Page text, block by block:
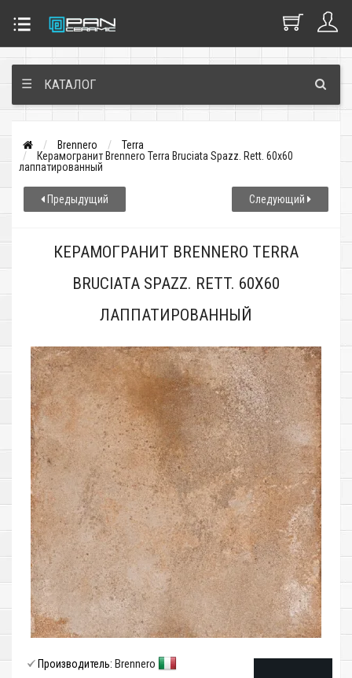
☰ КАТАЛОГ
Brennero
Terra
Керамогранит Brennero Terra Bruciata Spazz. Rett. 60x60
лаппатированный
Предыдущий Следующий
КЕРАМОГРАНИТ BRENNERO TERRA
BRUCIATA SPAZZ. RETT. 60X60
ЛАППАТИРОВАННЫЙ
Производитель: Brennero